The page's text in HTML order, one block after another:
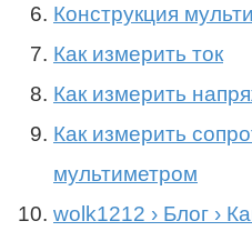
Конструкция
Как измерить ток
Как измерить
Как измерить
мультиметром
wolk1212 › Блог ›